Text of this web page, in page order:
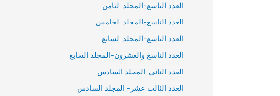
العدد التاسع-المجلد الثامن
العدد التاسع-المجلد الخامس
العدد التاسع-المجلد السابع
العدد التاسغ والعشرون-المجلد السابع
العدد التاني-المجلد السادس
العدد الثالت عشر- المجلد السادس